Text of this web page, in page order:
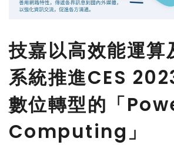
技嘉以高效能運算
系統推進CES
數位轉型的「
Computing」